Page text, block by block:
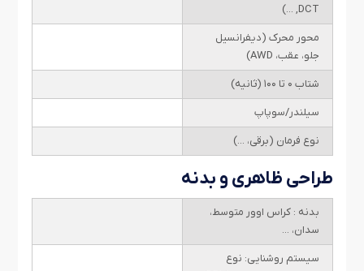
DCT, ...)
محور محرک (دیفرانسیل
جلو، عقب، AWD)
شتاب ۰ تا ۱۰۰ (ثانیه)
سیلندر/سوپاپ
نوع فرمان (برقی، ...)
طراحی ظاهری و بدنه
بدنه : کراس اوور متوسط،
سدان، ...
سیستم روشنایی: نوع